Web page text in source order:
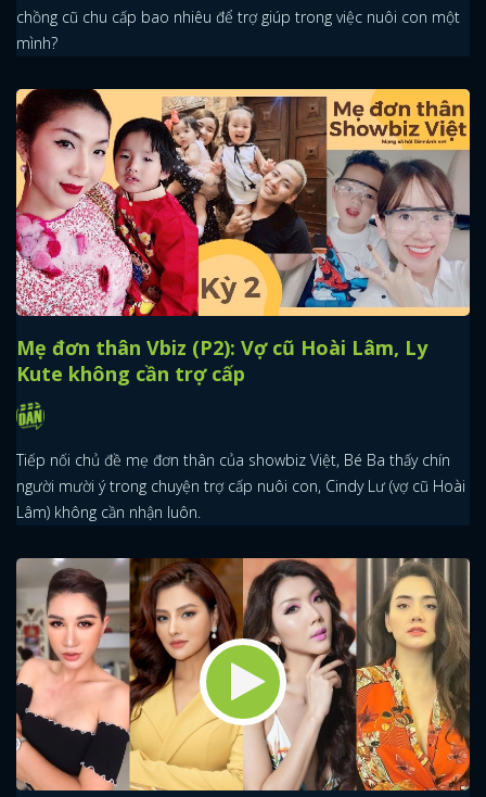
ĐĂNG NHẬP
FACEBOOK GOOGLE
chồng cũ chu cấp bao nhiêu để trợ giúp trong việc nuôi con một
mình?
Mẹ đơn thân Vbiz (P2): Vợ cũ Hoài Lâm, Ly
Kute không cần trợ cấp
Tiếp nối chủ đề mẹ đơn thân của showbiz Việt, Bé Ba thấy chín
người mười ý trong chuyện trợ cấp nuôi con, Cindy Lư (vợ cũ Hoài
Lâm) không cần nhận luôn.